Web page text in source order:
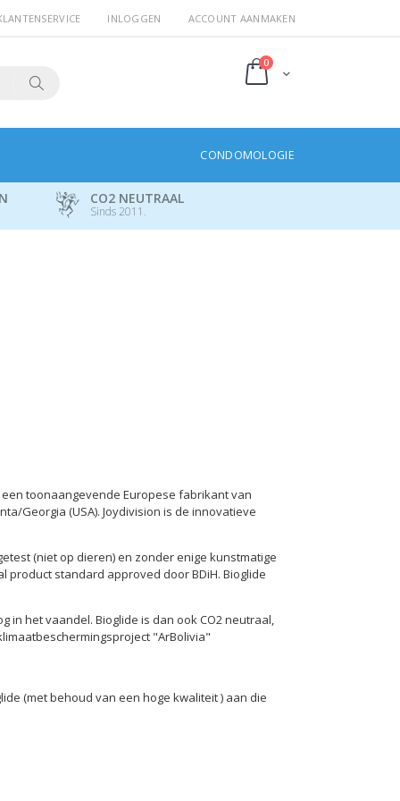
INLOGGEN ACCOUNT AANMAKEN
Cart
0producten
CONDOMOLOGIE
CO2 NEUTRAAL
Sinds 2011.
toonaangevende Europese fabrikant van
Georgia (USA). Joydivision is de innovatieve
(niet op dieren) en zonder enige kunstmatige
standard approved door BDiH. Bioglide
het vaandel. Bioglide is dan ook CO2 neutraal,
"ArBolivia"
(met behoud van een hoge kwaliteit ) aan die